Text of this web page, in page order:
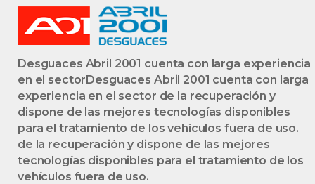
Desguaces Abril 2001 cuenta con larga experiencia
en el sectorDesguaces Abril 2001 cuenta con larga
experiencia en el sector de la recuperación y
dispone de las mejores tecnologías disponibles
para el tratamiento de los vehículos fuera de uso.
de la recuperación y dispone de las mejores
tecnologías disponibles para el tratamiento de los
vehículos fuera de uso.